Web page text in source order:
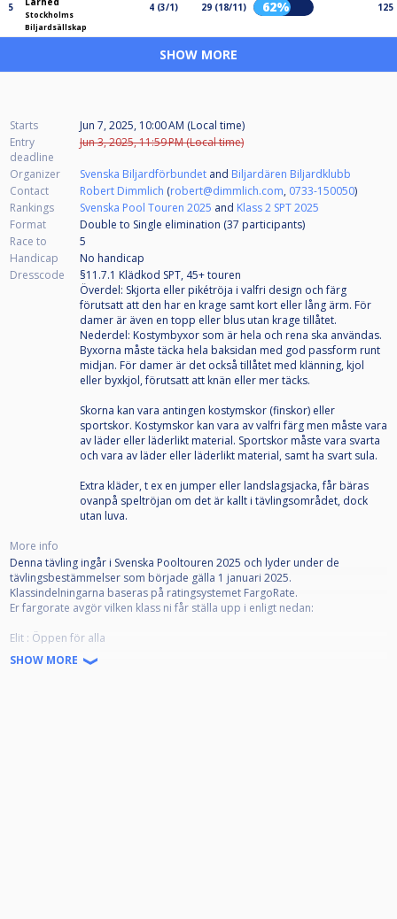
5
Stockholms
Biljardsällskap
4 (3/1) 29 (18/11) 62% 125
SHOW MORE
Starts
Jun 7, 2025, 10:00 AM (Local time)
Entry
deadline
Jun 3, 2025, 11:59 PM (Local time)
Organizer Svenska Biljardförbundet and Biljardären Biljardklubb
Contact
Robert Dimmlich (robert@dimmlich.com, 0733-150050)
Rankings
Svenska Pool Touren 2025 and Klass 2 SPT 2025
Format
Double to Single elimination (37 participants)
Race to
5
Handicap
No handicap
Dresscode
§11.7.1 Klädkod SPT, 45+ touren
Överdel: Skjorta eller pikétröja i valfri design och färg
förutsatt att den har en krage samt kort eller lång ärm. För
damer är även en topp eller blus utan krage tillåtet.
Nederdel: Kostymbyxor som är hela och rena ska användas.
Byxorna måste täcka hela baksidan med god passform runt
midjan. För damer är det också tillåtet med klänning, kjol
eller byxkjol, förutsatt att knän eller mer täcks.
Skorna kan vara antingen kostymskor (finskor) eller
sportskor. Kostymskor kan vara av valfri färg men måste vara
av läder eller läderlikt material. Sportskor måste vara svarta
och vara av läder eller läderlikt material, samt ha svart sula.
Extra kläder, t ex en jumper eller landslagsjacka, får bäras
ovanpå speltröjan om det är kallt i tävlingsområdet, dock
utan luva.
More info
Denna tävling ingår i Svenska Pooltouren 2025 och lyder under de
tävlingsbestämmelser som började gälla 1 januari 2025.
Klassindelningarna baseras på ratingsystemet FargoRate.
Er fargorate avgör vilken klass ni får ställa upp i enligt nedan:
Elit : Öppen för alla
Klass 1: Ej högre Fargorate än 665
Klass 2: Ej högre Fargorate än 565
SHOW MORE